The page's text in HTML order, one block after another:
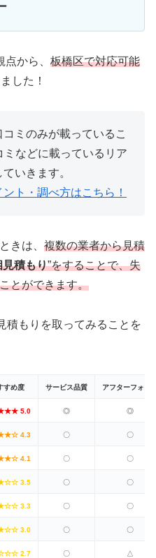
から、 板橋区で対応可能
した！
ミのみが載っているこ
などに載っているリア
いきます。
ト・調べ方はこちら！
きは、 複数の業者から見積
見積もり”をすることで、失
とができます。
積もりを取ってみることを
すめ度 サービス品質 アフターフォロ
5.0 ◎ ◎
4.3 〇 〇
4.1 〇 〇
3.5 〇 〇
3.3 〇 〇
3.0 〇 〇
2.7 〇 △